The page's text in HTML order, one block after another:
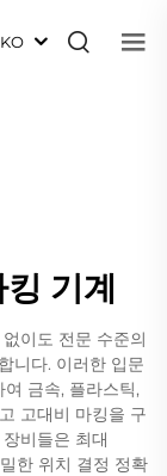
KO
기계
이도 전문 수준의
니다. 이러한 입문
금속, 플라스틱,
고대비 마킹을 구
비들은 최대
한 위치 결정 정확